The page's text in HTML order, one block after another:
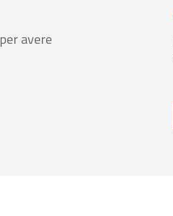
avere